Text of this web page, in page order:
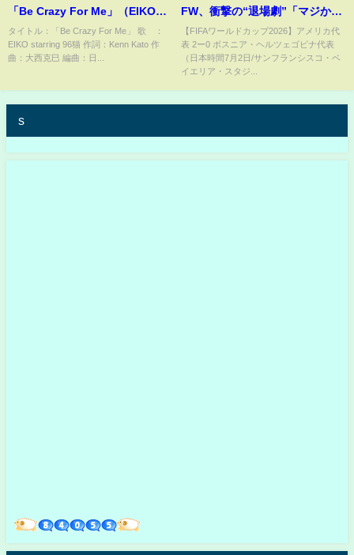
「Be Crazy For Me」（EIKO
Starring 96猫）フル尺スペシャ
ルMusic Video
タイトル：「Be Crazy For Me」 歌 ：
EIKO starring 96猫 作詞：Kenn Kato 作
曲：大西克巳 編曲：日...
FW、衝撃の“退場劇”「マジか」
「いろんな意味で痛い」相手DF
の足首を踏みつける危険プレー
(ABEMA TIMES)
【FIFAワールドカップ2026】アメリカ代
表 2ー0 ボスニア・ヘルツェゴビナ代表
（日本時間7月2日/サンフランシスコ・ベ
イエリア・スタジ...
s